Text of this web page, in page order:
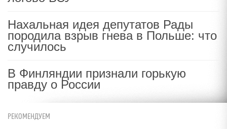
Нахальная идея депутатов Рады
породила взрыв гнева в Польше: что
случилось
В Финляндии признали горькую
правду о России
РЕКОМЕНДУЕМ